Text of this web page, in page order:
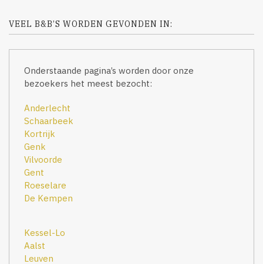
VEEL B&B’S WORDEN GEVONDEN IN:
Onderstaande pagina’s worden door onze
bezoekers het meest bezocht:
Anderlecht
Schaarbeek
Kortrijk
Genk
Vilvoorde
Gent
Roeselare
De Kempen
Kessel-Lo
Aalst
Leuven